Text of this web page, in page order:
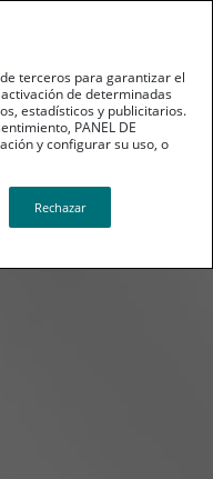
terceros para garantizar el
de determinadas
estadísticos y publicitarios.
PANEL DE
y configurar su uso, o
Rechazar